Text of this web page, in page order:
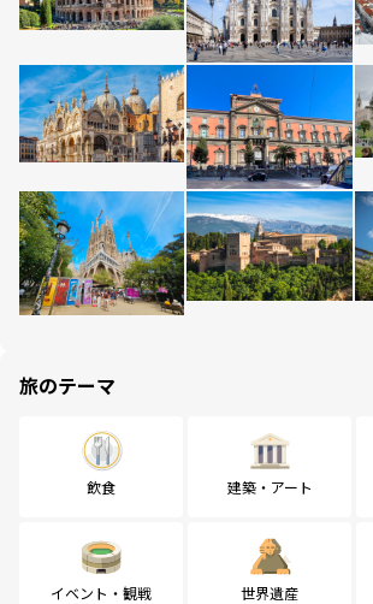
旅のテーマ
飲食 建築・アート
イベント・観戦 世界遺産